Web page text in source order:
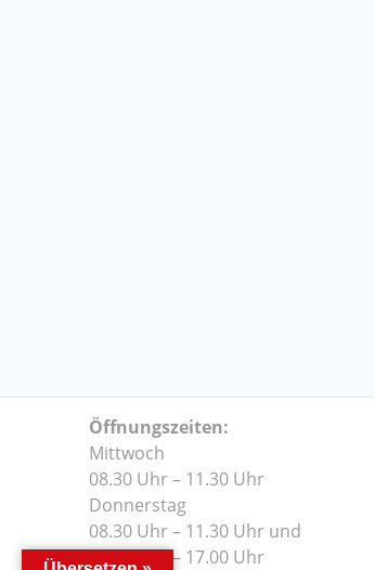
Öffnungszeiten:
Mittwoch
08.30 Uhr – 11.30 Uhr
Donnerstag
08.30 Uhr – 11.30 Uhr und
14.00 Uhr – 17.00 Uhr